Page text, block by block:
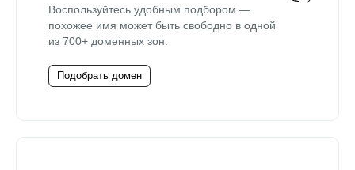
Воспользуйтесь удобным подбором —
похожее имя может быть свободно в одной
из 700+ доменных зон.
Подобрать домен